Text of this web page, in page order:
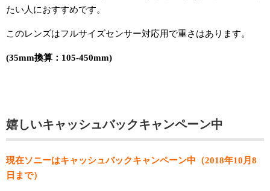
たい人におすすめです。
このレンズはフルサイズセンサー対応用で重さはあります。
(35mm換算：105-450mm)
嬉しいキャッシュバックキャンペーン中
現在ソニーはキャッシュバックキャンペーン中（2018年10月8
日まで）